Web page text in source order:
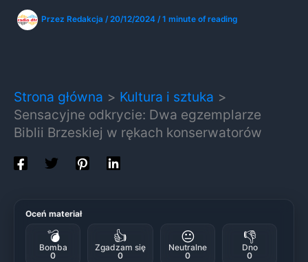
Przez Redakcja /20/12/2024 /1 minute of reading
Strona główna
Kultura i sztuka
Sensacyjne odkrycie: Dwa egzemplarze
Biblii Brzeskiej w rękach konserwatorów
Oceń materiał
💣
Bomba
0
👍
Zgadzam się
0
😐
Neutralne
0
👎
Dno
0